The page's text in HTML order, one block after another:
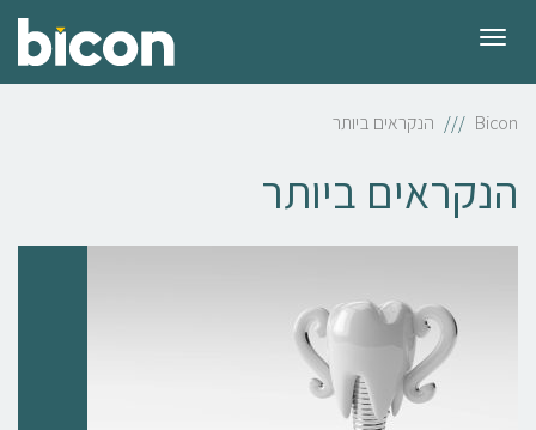
תפריט
Bicon הנקראים ביותר
הנקראים ביותר